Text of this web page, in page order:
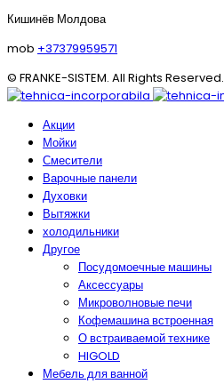
Кишинёв Молдова
mob +37379959571
© FRANKE-SISTEM. All Rights Reserved.
Акции
Мойки
Смесители
Варочные панели
Духовки
Вытяжки
холодильники
Другое
Посудомоечные машины
Аксессуары
Микроволновые печи
Кофемашина встроенная
О встраиваемой технике
HIGOLD
Мебель для ванной